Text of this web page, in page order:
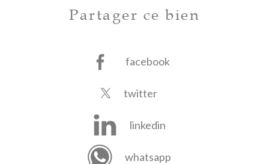
Partager ce bien
facebook
twitter
linkedin
whatsapp